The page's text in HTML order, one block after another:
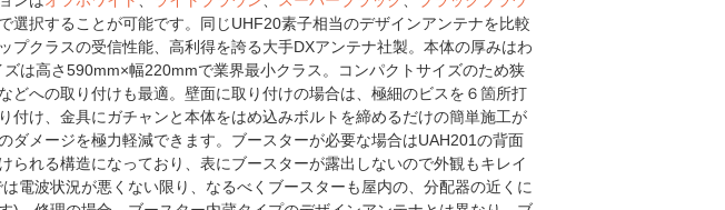
選択することが可能です。同じUHF20素子相当のデザインアンテナを比較
プクラスの受信性能、高利得を誇る大手DXアンテナ社製。本体の厚みはわ
は高さ590mm×幅220mmで業界最小クラス。コンパクトサイズのため狭
どへの取り付けも最適。壁面に取り付けの場合は、極細のビスを６箇所打
付け、金具にガチャンと本体をはめ込みボルトを締めるだけの簡単施工が
ダメージを極力軽減できます。ブースターが必要な場合はUAH201の背面
られる構造になっており、表にブースターが露出しないので外観もキレイ
電波状況が悪くない限り、なるべくブースターも屋内の、分配器の近くに